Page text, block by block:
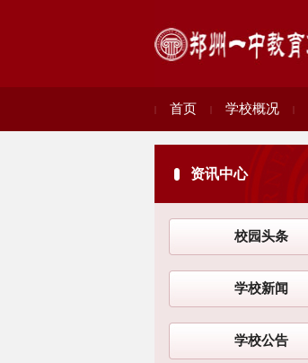
| 首页 | 学校概况 |
资讯中心
校园头条
学校新闻
学校公告